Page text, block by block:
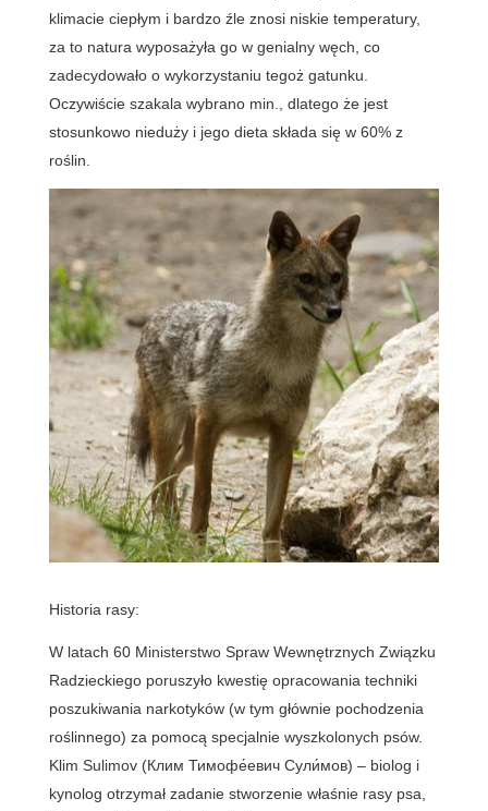
klimacie ciepłym i bardzo źle znosi niskie temperatury,
za to natura wyposażyła go w genialny węch, co
zadecydowało o wykorzystaniu tegoż gatunku.
Oczywiście szakala wybrano min., dlatego że jest
stosunkowo nieduży i jego dieta składa się w 60% z
roślin.
Historia rasy:
W latach 60 Ministerstwo Spraw Wewnętrznych Związku
Radzieckiego poruszyło kwestię opracowania techniki
poszukiwania narkotyków (w tym głównie pochodzenia
roślinnego) za pomocą specjalnie wyszkolonych psów.
Klim Sulimov (Клим Тимофе́евич Сули́мов) – biolog i
kynolog otrzymał zadanie stworzenie właśnie rasy psa,